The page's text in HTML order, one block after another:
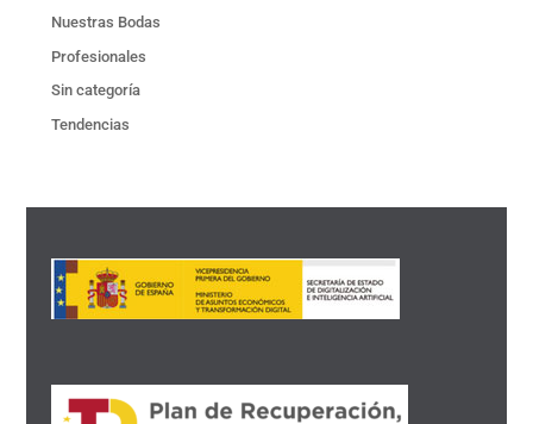
Nuestras Bodas
Profesionales
Sin categoría
Tendencias